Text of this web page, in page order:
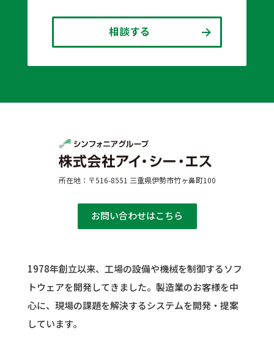
相談する
所在地：〒516-8551 三重県伊勢市竹ヶ鼻町100
お問い合わせはこちら
1978年創立以来、工場の設備や機械を制御するソフ
トウェアを開発してきました。 製造業のお客様を中
心に、現場の課題を解決するシステムを開発・提案
しています。